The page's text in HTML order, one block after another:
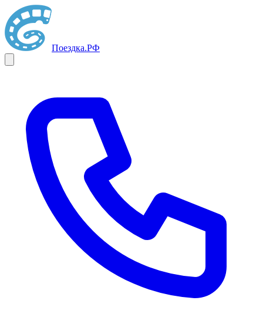
Поездка.РФ